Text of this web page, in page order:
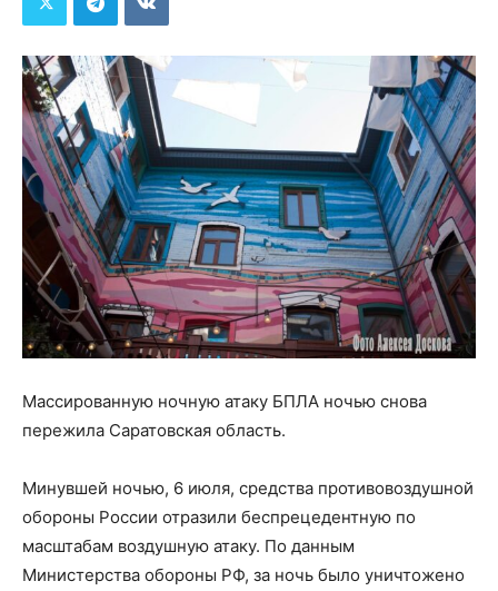
Массированную ночную атаку БПЛА ночью снова
пережила Саратовская область.
Минувшей ночью, 6 июля, средства противовоздушной
обороны России отразили беспрецедентную по
масштабам воздушную атаку. По данным
Министерства обороны РФ, за ночь было уничтожено